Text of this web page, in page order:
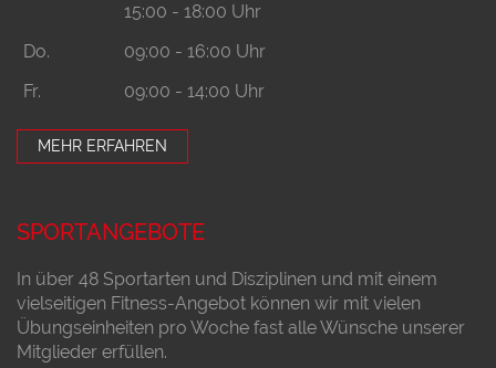
15:00 - 18:00 Uhr
Do.
09:00 - 16:00 Uhr
Fr.
09:00 - 14:00 Uhr
MEHR ERFAHREN
SPORTANGEBOTE
In über 48 Sportarten und Disziplinen und mit einem
vielseitigen Fitness-Angebot können wir mit vielen
Übungseinheiten pro Woche fast alle Wünsche unserer
Mitglieder erfüllen.